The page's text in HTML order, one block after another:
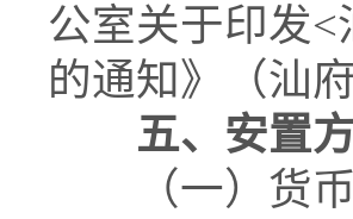
公室关于印发
的通知》（汕
五、安置
（一）货币